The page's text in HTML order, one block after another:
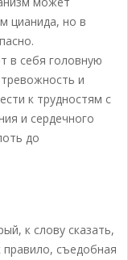
цианида, но в
в себя головную
и
к трудностям с
и сердечного
до
к слову сказать,
съедобная